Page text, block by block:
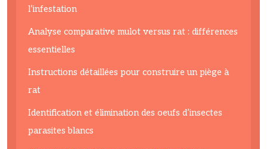
l’infestation
Analyse comparative mulot versus rat : différences
essentielles
Instructions détaillées pour construire un piège à
rat
Identification et élimination des oeufs d’insectes
parasites blancs